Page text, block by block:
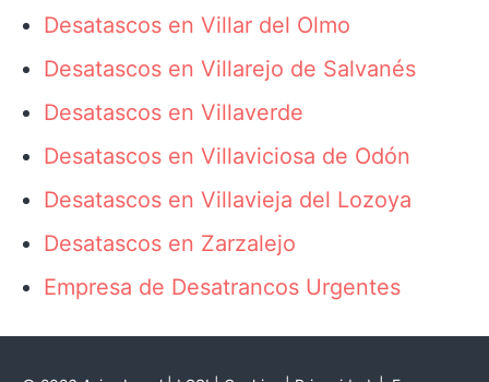
Desatascos en Villar del Olmo
Desatascos en Villarejo de Salvanés
Desatascos en Villaverde
Desatascos en Villaviciosa de Odón
Desatascos en Villavieja del Lozoya
Desatascos en Zarzalejo
Empresa de Desatrancos Urgentes